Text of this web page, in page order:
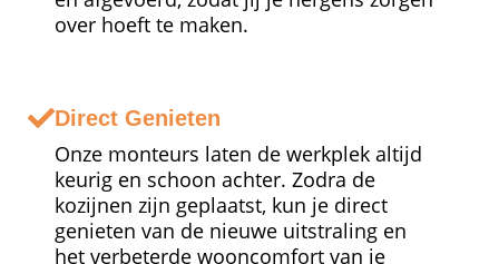
over hoeft te maken.
Direct Genieten
Onze monteurs laten de werkplek altijd
keurig en schoon achter. Zodra de
kozijnen zijn geplaatst, kun je direct
genieten van de nieuwe uitstraling en
het verbeterde wooncomfort van je